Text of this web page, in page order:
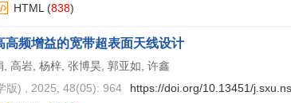
HTML (838)
高频增益的宽带超表面天线设计
高岩, 杨梓, 张博昊, 郭亚如, 许鑫
版)
, 2025, 48(05): 964
https://doi.org/10.13451/